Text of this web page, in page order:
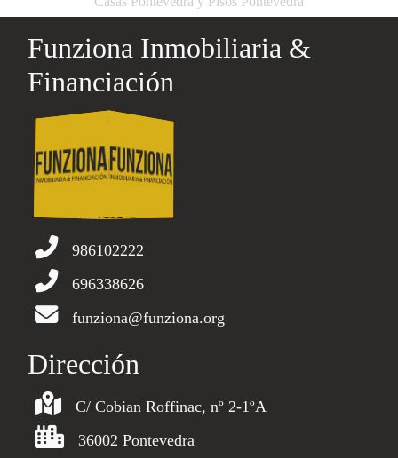
Funziona Inmobiliaria &
Financiación
986102222
696338626
funziona@funziona.org
Dirección
C/ Cobian Roffinac, nº 2-1ºA
36002 Pontevedra